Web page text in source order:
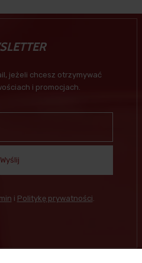
jeżeli chcesz otrzymywać
i promocjach.
Wyślij
i Politykę prywatności